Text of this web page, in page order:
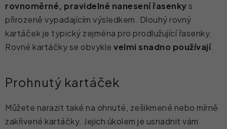
rovnoměrné, pravidelné nanesení řasenkys
přirozeně vypadajícím výsledkem. Dlouhý rovný
kartáček je typický zejména pro prodlužující řasenky.
Rovné kartáčky se obvykle velmi snadno používají.
Prohnutý kartáček
Můžete narazit také na ohnuté, zešikmené nebo mírně
zakřivené kartáčky. Jejich úkolem je usnadnit vám